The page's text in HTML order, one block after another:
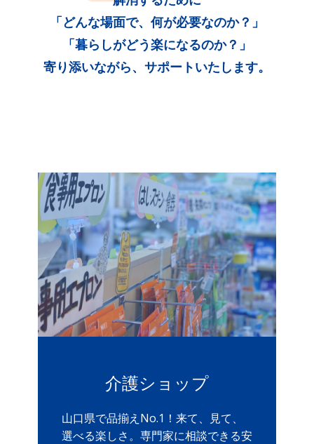
「どんな場面で、何が必要なのか？」
「暮らしがどう楽になるのか？」
寄り添いながら、サポートいたします。
介護ショップ
山口県で品揃えNo.1！来て、見て、
選べる楽しさ。専門家に相談できる安